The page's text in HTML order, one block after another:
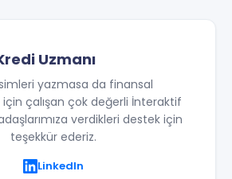
Uzmanı
yazmasa da finansal
çalışan çok değerli İnteraktif
verdikleri destek için
teşekkür ederiz.
LinkedIn